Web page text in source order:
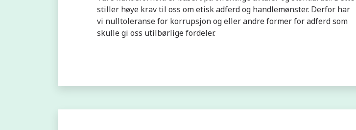
stiller høye krav til oss om etisk adferd og handlemønster. Derfor har
vi nulltoleranse for korrupsjon og eller andre former for adferd som
skulle gi oss utilbørlige fordeler.